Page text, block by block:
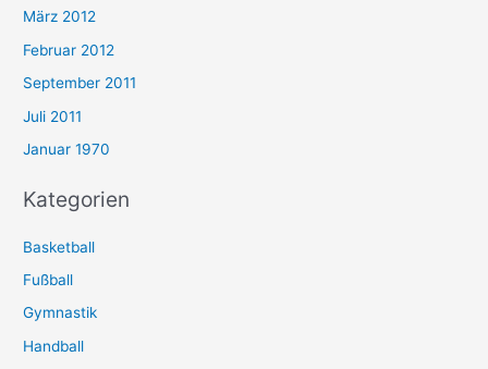
März 2012
Februar 2012
September 2011
Juli 2011
Januar 1970
Kategorien
Basketball
Fußball
Gymnastik
Handball